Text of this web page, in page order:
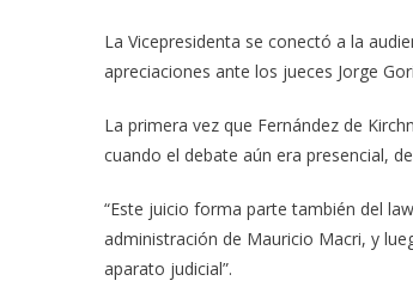
La Vicepresidenta se conectó a la
apreciaciones ante los jueces Jorge
La primera vez que Fernández de
cuando el debate aún era presencial,
“Este juicio forma parte también del
administración de Mauricio Macri, y
aparato judicial”.